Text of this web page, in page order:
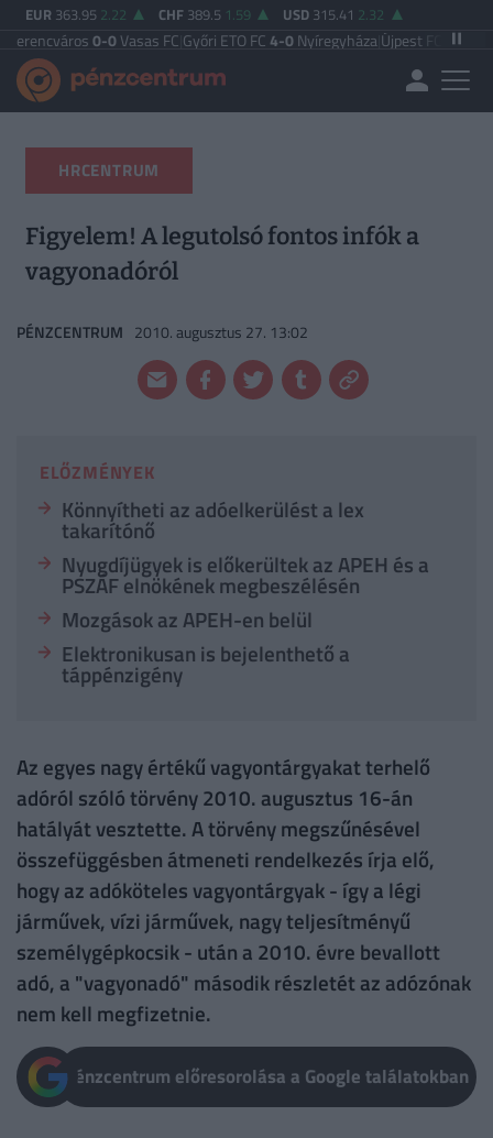
EUR 363.95 2.22 CHF 389.5 1.59 USD 315.41 2.32
0-0Vasas FC|Győri ETO FC4-0 Nyíregyháza|Újpest FC4-2Debreceni VSC
HRCENTRUM
Figyelem! A legutolsó fontos infók a
vagyonadóról
PÉNZCENTRUM 2010. augusztus 27. 13:02
ELŐZMÉNYEK
Könnyítheti az adóelkerülést a lex
takarítónő
Nyugdíjügyek is előkerültek az APEH és a
PSZÁF elnökének megbeszélésén
Mozgások az APEH-en belül
Elektronikusan is bejelenthető a
táppénzigény
Az egyes nagy értékű vagyontárgyakat terhelő
adóról szóló törvény 2010. augusztus 16-án
hatályát vesztette. A törvény megszűnésével
összefüggésben átmeneti rendelkezés írja elő,
hogy az adóköteles vagyontárgyak - így a légi
járművek, vízi járművek, nagy teljesítményű
személygépkocsik - után a 2010. évre bevallott
adó, a "vagyonadó" második részletét az adózónak
nem kell megfizetnie.
Pénzcentrum előresorolása a Google találatokban